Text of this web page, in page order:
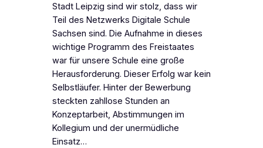
Stadt Leipzig sind wir stolz, dass wir
Teil des Netzwerks Digitale Schule
Sachsen sind. Die Aufnahme in dieses
wichtige Programm des Freistaates
war für unsere Schule eine große
Herausforderung. Dieser Erfolg war kein
Selbstläufer. Hinter der Bewerbung
steckten zahllose Stunden an
Konzeptarbeit, Abstimmungen im
Kollegium und der unermüdliche
Einsatz…